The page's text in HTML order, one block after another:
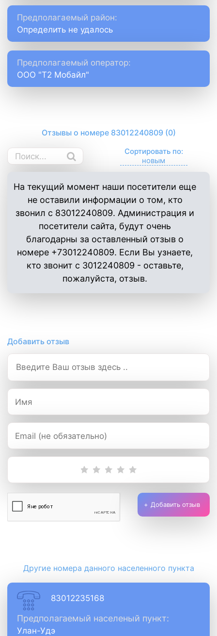
Предполагаемый район:
Определить не удалось
Предполагаемый оператор:
ООО "Т2 Мобайл"
Отзывы о номере 83012240809 (0)
Сортировать по:
На текущий момент наши посетители еще
не оставили информации о том, кто
звонил с 83012240809. Администрация и
посетители сайта, будут очень
благодарны за оставленный отзыв о
номере +73012240809. Если Вы узнаете,
кто звонит с 3012240809 - оставьте,
пожалуйста, отзыв.
Добавить отзыв
Добавить отзыв
Другие номера данного населенного пункта
83012235168
Предполагаемый населеный пункт:
Улан-Удэ